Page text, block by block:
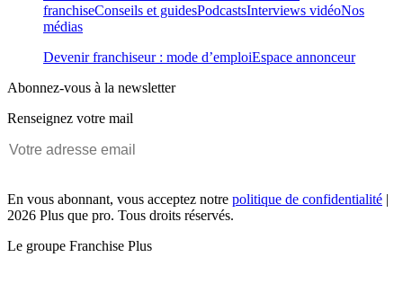
franchiseConseils et guidesPodcastsInterviews vidéoNos
médias
Devenir franchiseur : mode d’emploiEspace annonceur
Abonnez-vous à la newsletter
Renseignez votre mail
En vous abonnant, vous acceptez notre politique de confidentialité |
2026 Plus que pro. Tous droits réservés.
Le groupe Franchise Plus